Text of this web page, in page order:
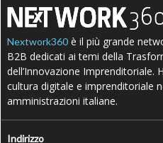
Nextwork360 è il più grande
B2B dedicati ai temi della
dell’Innovazione Imprenditoriale.
cultura digitale e imprenditoriale
amministrazioni italiane.
Indirizzo